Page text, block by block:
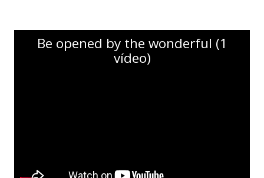
Be opened by the wonderful (1
vídeo)